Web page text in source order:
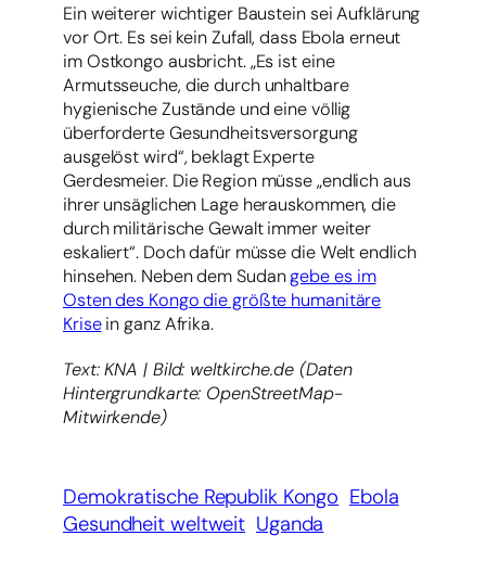
Ein weiterer wichtiger Baustein sei Aufklärung
vor Ort. Es sei kein Zufall, dass Ebola erneut
im Ostkongo ausbricht. „Es ist eine
Armutsseuche, die durch unhaltbare
hygienische Zustände und eine völlig
überforderte Gesundheitsversorgung
ausgelöst wird“, beklagt Experte
Gerdesmeier. Die Region müsse „endlich aus
ihrer unsäglichen Lage herauskommen, die
durch militärische Gewalt immer weiter
eskaliert“. Doch dafür müsse die Welt endlich
hinsehen. Neben dem Sudangebe es im
Osten des Kongo die größte humanitäre
Krisein ganz Afrika.
Text: KNA | Bild: weltkirche.de (Daten
Hintergrundkarte: OpenStreetMap-
Mitwirkende)
Demokratische Republik Kongo Ebola
Gesundheit weltweit Uganda